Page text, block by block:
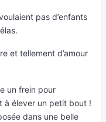
pas d’enfants
et tellement d’amour
un frein pour
à élever un petit bout !
dans une belle